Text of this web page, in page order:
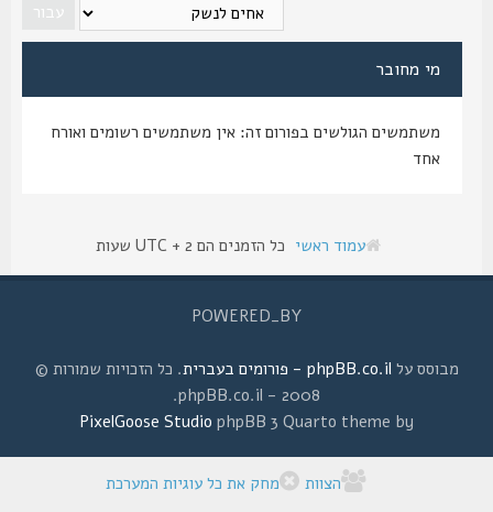
מי מחובר
משתמשים הגולשים בפורום זה: אין משתמשים רשומים ואורח
עמוד ראשי כל הזמנים הם UTC + 2 שעות
POWERED_BY
מבוסס עלphpBB.co.il - פורומים בעברית
. כל הזכויות שמורות ©
2008 - phpBB.co.il.
phpBB 3 Quarto theme by
PixelGoose Studio
הצוות מחק את כל עוגיות המערכת